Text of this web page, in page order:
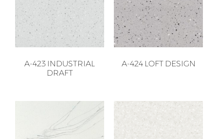
A-423 INDUSTRIAL
DRAFT
A-424 LOFT DESIGN